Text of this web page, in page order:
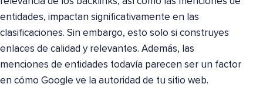
entidades, impactan significativamente en las
clasificaciones. Sin embargo, esto solo si construyes
enlaces de calidad y relevantes. Además, las
menciones de entidades todavía parecen ser un factor
en cómo Google ve la autoridad de tu sitio web.